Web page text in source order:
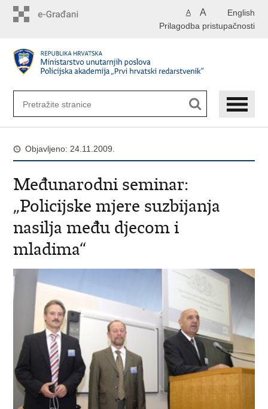
English
A A
Prilagodba pristupačnosti
Objavljeno: 24.11.2009.
Međunarodni seminar:
„Policijske mjere suzbijanja
nasilja među djecom i
mladima“